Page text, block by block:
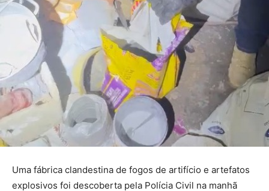
Uma fábrica clandestina de fogos de artifício e artefatos
explosivos foi descoberta pela Polícia Civil na manhã